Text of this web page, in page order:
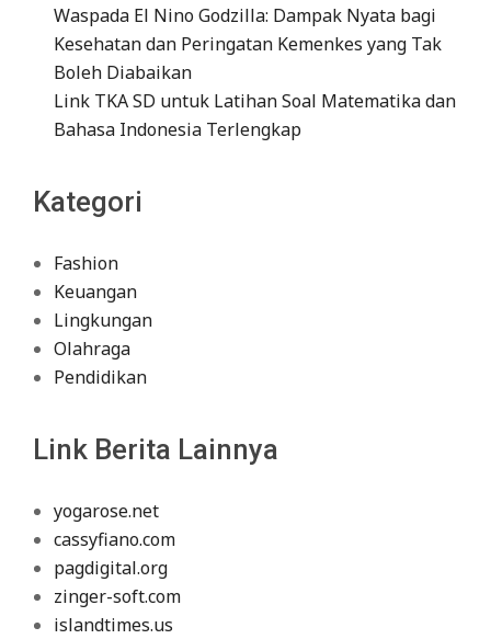
Waspada El Nino Godzilla: Dampak Nyata bagi
Kesehatan dan Peringatan Kemenkes yang Tak
Boleh Diabaikan
Link TKA SD untuk Latihan Soal Matematika dan
Bahasa Indonesia Terlengkap
Kategori
Fashion
Keuangan
Lingkungan
Olahraga
Pendidikan
Link Berita Lainnya
yogarose.net
cassyfiano.com
pagdigital.org
zinger-soft.com
islandtimes.us